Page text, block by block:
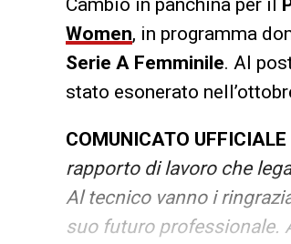
Cambio in panchina per il
Women, in programma
Serie A Femminile. Al
stato esonerato
COMUNICATO
rapporto di lavoro che
Al tecnico vanno i
suo futuro professionale.